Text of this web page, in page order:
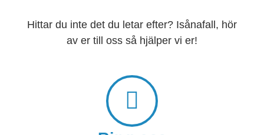
Hittar du inte det du letar efter? Isånafall, hör
av er till oss så hjälper vi er!